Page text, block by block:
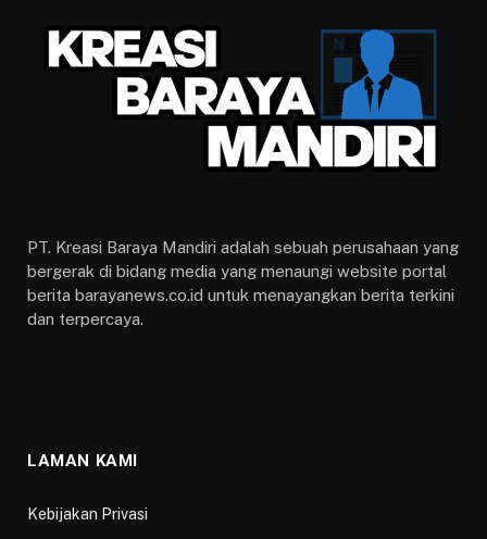
PT. Kreasi Baraya Mandiri adalah sebuah perusahaan yang
bergerak di bidang media yang menaungi website portal
berita barayanews.co.id untuk menayangkan berita terkini
dan terpercaya.
LAMAN KAMI
Kebijakan Privasi